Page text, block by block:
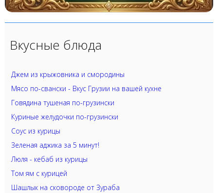
Вкусные блюда
Джем из крыжовника и смородины
Мясо по-свански - Вкус Грузии на вашей кухне
Говядина тушеная по-грузински
Куриные желудочки по-грузински
Соус из курицы
Зеленая аджика за 5 минут!
Люля - кебаб из курицы
Том ям с курицей
Шашлык на сковороде от Зураба